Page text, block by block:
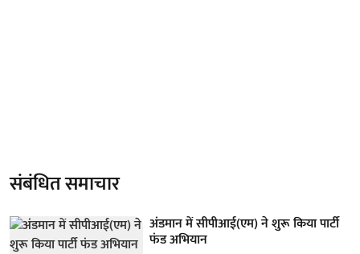
संबंधित समाचार
अंडमान में सीपीआई(एम) ने शुरू किया पार्टी
फंड अभियान